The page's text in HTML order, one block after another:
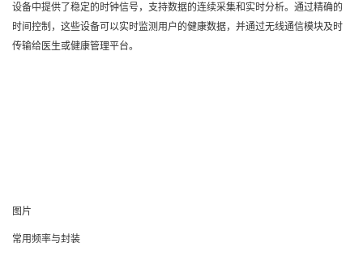
设备中提供了稳定的时钟信号，支持数据的连续采集和实时分析。通过精确的
时间控制，这些设备可以实时监测用户的健康数据，并通过无线通信模块及时
传输给医生或健康管理平台。
图片
常用频率与封装